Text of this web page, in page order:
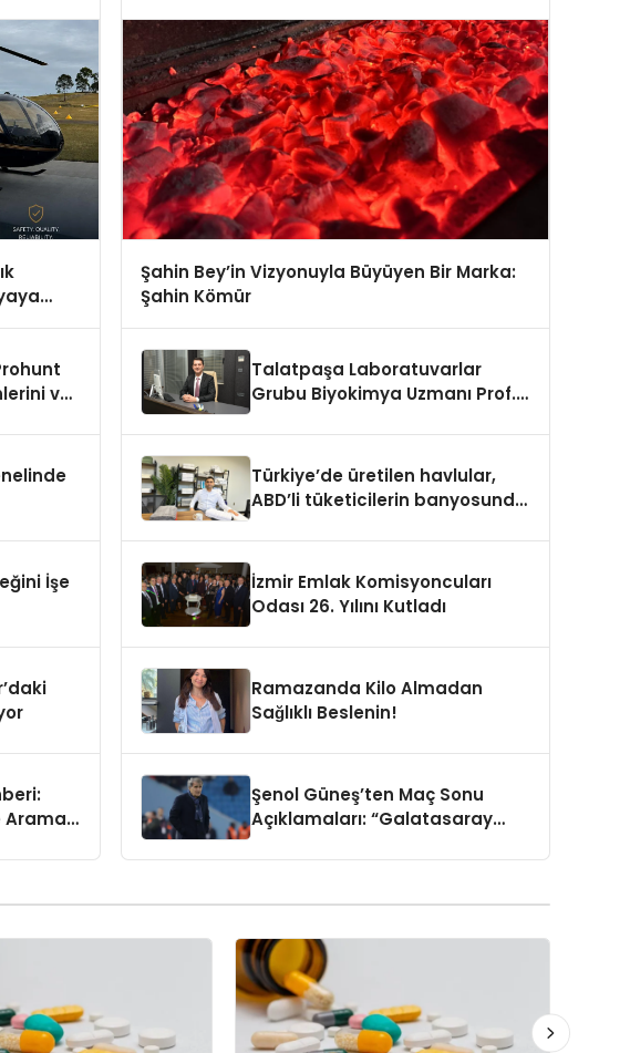
ve
İşe
Arama
Şahin Bey’in Vizyonuyla Büyüyen Bir Marka:
Şahin Kömür
Talatpaşa Laboratuvarlar
Grubu Biyokimya Uzmanı Prof.
Türkiye’de üretilen havlular,
ABD’li tüketicilerin banyosunda
İzmir Emlak Komisyoncuları
Odası 26. Yılını Kutladı
Ramazanda Kilo Almadan
Sağlıklı Beslenin!
Şenol Güneş’ten Maç Sonu
Açıklamaları: “Galatasaray
Takımın Oyuncusu”